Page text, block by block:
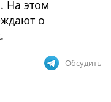
На этом
о
Обсудить